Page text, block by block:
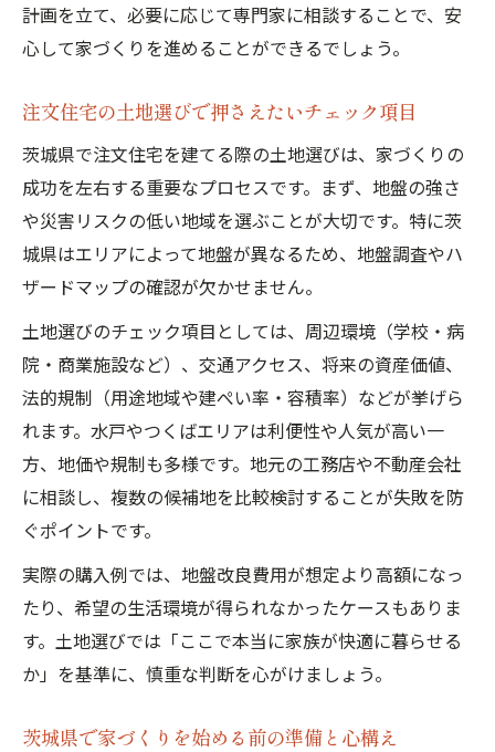
計画を立て、必要に応じて専門家に相談することで、安
心して家づくりを進めることができるでしょう。
注文住宅の土地選びで押さえたいチェック項目
茨城県で注文住宅を建てる際の土地選びは、家づくりの
成功を左右する重要なプロセスです。まず、地盤の強さ
や災害リスクの低い地域を選ぶことが大切です。特に茨
城県はエリアによって地盤が異なるため、地盤調査やハ
ザードマップの確認が欠かせません。
土地選びのチェック項目としては、周辺環境（学校・病
院・商業施設など）、交通アクセス、将来の資産価値、
法的規制（用途地域や建ぺい率・容積率）などが挙げら
れます。水戸やつくばエリアは利便性や人気が高い一
方、地価や規制も多様です。地元の工務店や不動産会社
に相談し、複数の候補地を比較検討することが失敗を防
ぐポイントです。
実際の購入例では、地盤改良費用が想定より高額になっ
たり、希望の生活環境が得られなかったケースもありま
す。土地選びでは「ここで本当に家族が快適に暮らせる
か」を基準に、慎重な判断を心がけましょう。
茨城県で家づくりを始める前の準備と心構え